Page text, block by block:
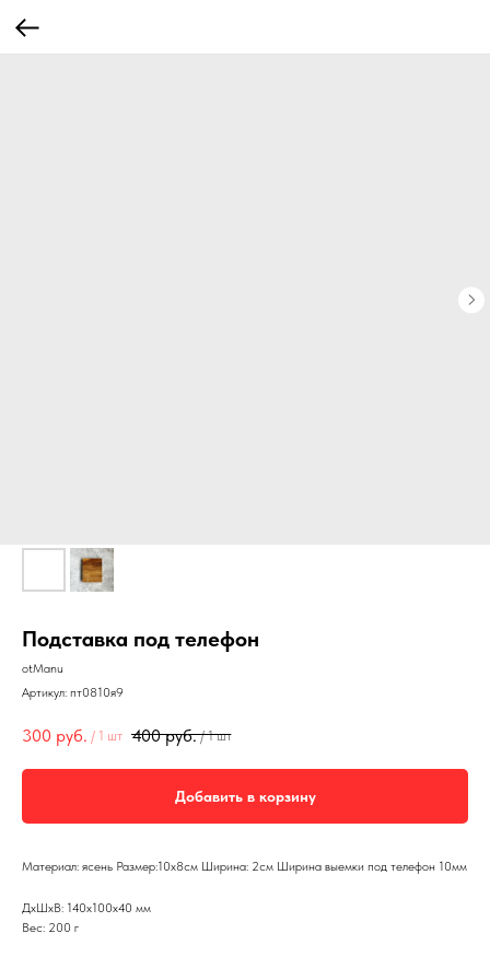
Подставка под телефон
otManu
Артикул: пт0810я9
300 руб. / 1 шт 400 руб. / 1 шт
Добавить в корзину
Материал: ясень Размер:10х8см Ширина: 2см Ширина выемки под телефон 10мм
ДxШxВ: 140x100x40 мм
Вес: 200 г